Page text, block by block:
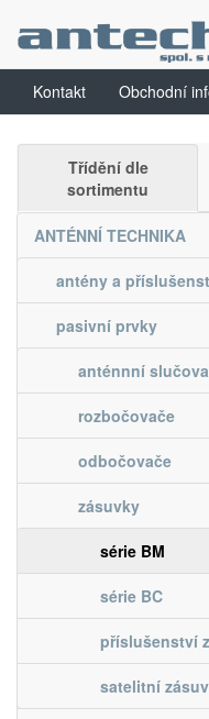
Kontakt Obchodní
Třídění dle
sortimentu
ANTÉNNÍ TECHNIKA
antény a
pasivní prvky
anténnní
rozbočovače
odbočovače
zásuvky
série BM
série BC
příslušenství
satelitní